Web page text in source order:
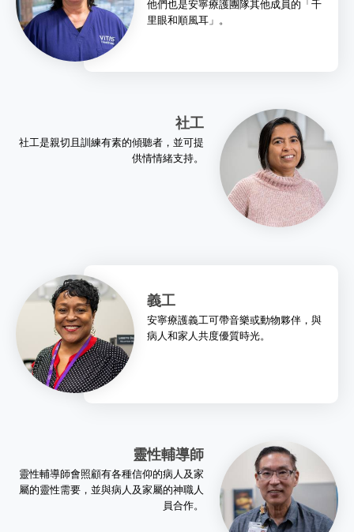
他們也是安寧療護團隊其他成員的「千
里眼和順風耳」。
社工
社工是親切且訓練有素的傾聽者，並可提
供情情緒支持。
義工
安寧療護義工可帶音樂或動物夥伴，與
病人和家人共度優質時光。
靈性輔導師
靈性輔導師會照顧有各種信仰的病人及家
屬的靈性需要，並與病人及家屬的神職人
員合作。